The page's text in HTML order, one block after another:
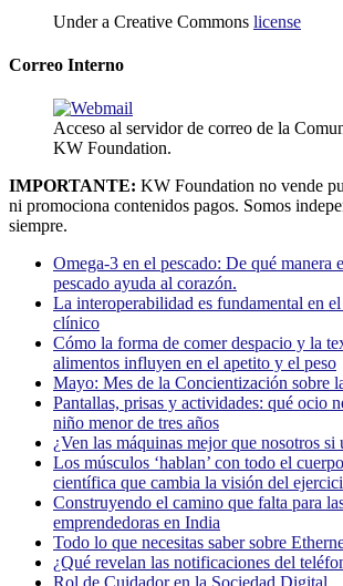
Under a Creative Commons license
Correo Interno
Acceso al servidor de correo de la
KW Foundation.
IMPORTANTE: KW Foundation no vende
ni promociona contenidos pagos. Somos
siempre.
Omega-3 en el pescado: De qué manera
pescado ayuda al corazón.
La interoperabilidad es fundamental en
clínico
Cómo la forma de comer despacio y la
alimentos influyen en el apetito y el peso
Mayo: Mes de la Concientización sobre
Pantallas, prisas y actividades: qué ocio
niño menor de tres años
¿Ven las máquinas mejor que nosotros si
Los músculos ‘hablan’ con todo el
científica que cambia la visión del
Construyendo el camino que falta para
emprendedoras en India
Todo lo que necesitas saber sobre
¿Qué revelan las notificaciones del